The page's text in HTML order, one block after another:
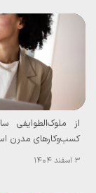
کسب‌وکارهای مدرن
3 اسفند 1404